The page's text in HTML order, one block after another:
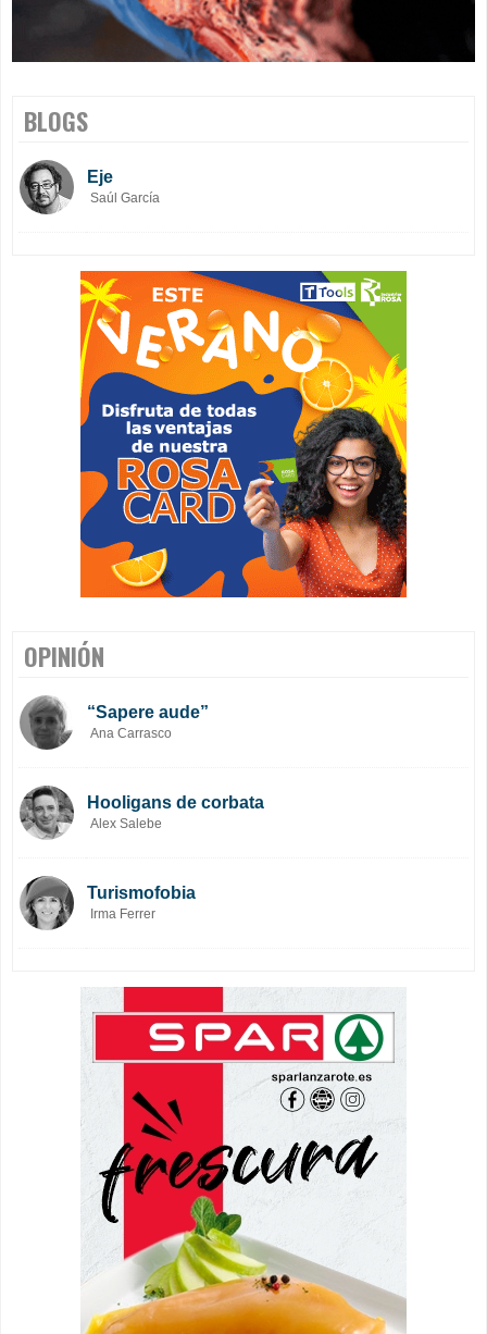
BLOGS
Eje
Saúl García
OPINIÓN
“Sapere aude”
Ana Carrasco
Hooligans de corbata
Alex Salebe
Turismofobia
Irma Ferrer